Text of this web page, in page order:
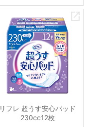
リフレ 超うす安心パッド
230cc12枚